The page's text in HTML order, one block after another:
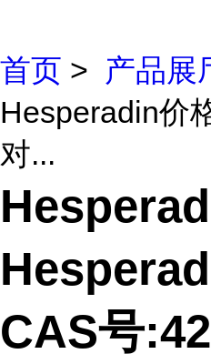
首页 > 产品展
Hesperadin价
对...
CAS号